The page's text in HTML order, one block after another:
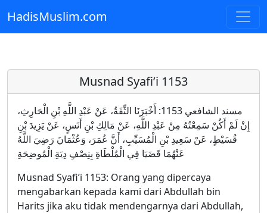
Skip to main content
HadisMuslim.com
Musnad Syafi’i 1153
مسند الشافعي 1153: أَخْبَرَنَا الثِّقَةُ، عَنْ عَبْدِ اللَّهِ بْنِ الْحَارِثِ،
إِنْ لَمْ أَكُنْ سَمِعْتُهُ مِنْ عَبْدِ اللَّهِ، عَنْ مَالِكِ بْنِ أَنَسٍ، عَنْ يَزِيدَ بْنِ
قُسَيْطٍ، عَنْ سَعِيدِ بْنِ الْمُسَيِّبِ، أَنَّ عُمَرَ، وَعُثْمَانَ رَضِيَ اللَّهُ
عَنْهُمَا قَضَيَا فِي الْمُلْطَاةِ بِنِصْفِ دِيَةِ الْمُوضِحَةِ
Musnad Syafi’i 1153: Orang yang dipercaya
mengabarkan kepada kami dari Abdullah bin
Harits jika aku tidak mendengarnya dari Abdullah,